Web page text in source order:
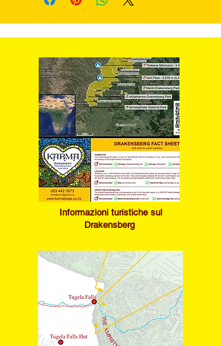
Informazioni turistiche sul
Drakensberg